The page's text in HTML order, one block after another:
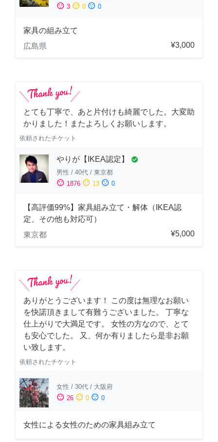
sentiment_satisfied 3 sentiment_neutral 0 sentiment_dissatisfied 0
家具の組み立て
広島県
¥3,000
とても丁寧で、あと片付けも綺麗でした。大変助
かりました！またよろしくお願いします。
依頼されたチケット
やりが【IKEA認定】 check_circle
男性 / 40代 / 東京都
sentiment_satisfied 1876 sentiment_neutral 13 sentiment_dissatisfied 0
【高評価99%】家具組み立て・解体（IKEA認
定、その他も対応可）
東京都
¥5,000
ありがとうございます！ この度は無理なお願い
を快諾頂きまして有難うございました。 丁寧な
仕上がりで大満足です。 女性の方なので、とて
も安心でした。 又、何か有りましたら是非お願
い致します。
依頼されたチケット
女性 / 30代 / 大阪府
sentiment_satisfied 26 sentiment_neutral 0 sentiment_dissatisfied 0
女性による女性のための家具組み立て